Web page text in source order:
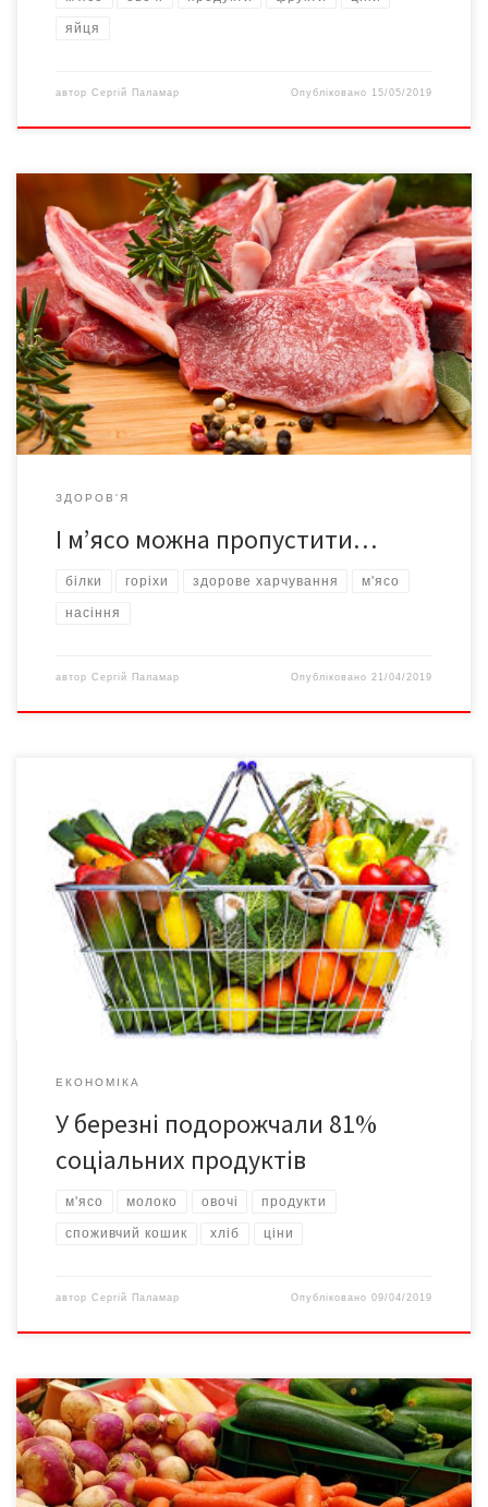
яйця
автор Сергій Паламар Опубліковано 15/05/2019
Експерти з дієтології склали список із 7 продуктів, що є
головними джерелами необхідного для нормального
функціонування організму людини білка. Лікарі рекомендують
звернути увагу на такі продукти, адже вони є чудовою
альтернативою м’ясу. У щоденному раціоні людини білка має
бути не менше за 10%. Однак є низка причин, через яку люди
[…]
ЗДОРОВ'Я
І м’ясо можна пропустити…
білки горіхи здорове харчування м'ясо
насіння
автор Сергій Паламар Опубліковано21/04/2019
У березні подорожчали 81% соціальних продуктів. Щоправда
порівняно з лютим дешевшими стали більшість овочів
борщового набору. “Цибуля подешевшала на 7,5%, буряк – на
6,1%, морква – на 2,2% і картопля – на 1,4%. На 2,1% впала ціна
за десяток курячих яєць і на 0,3% – кілограм цукру”, – написав
у Facebook директор […]
ЕКОНОМІКА
У березні подорожчали 81%
соціальних продуктів
м'ясо молоко овочі продукти
споживчий кошик хліб ціни
автор Сергій Паламар Опубліковано09/04/2019
Протягом року ціни найбільше зросли на овочі, хліб і м’ясо. “За
рік овочі побили всі цінові рекорди. У розпал сезону Україна
ввезла їх із Казахстану, Хорватії, Сербії, Білорусі, Єгипту,